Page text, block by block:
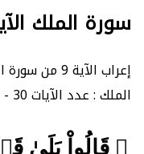
سورة الملك الآية رقم 9 :
إعراب
الملك : عدد الآيات 30 - - الصفحة 562 - الجزء 29.
﴿ قَالُواْ بَلَىٰ